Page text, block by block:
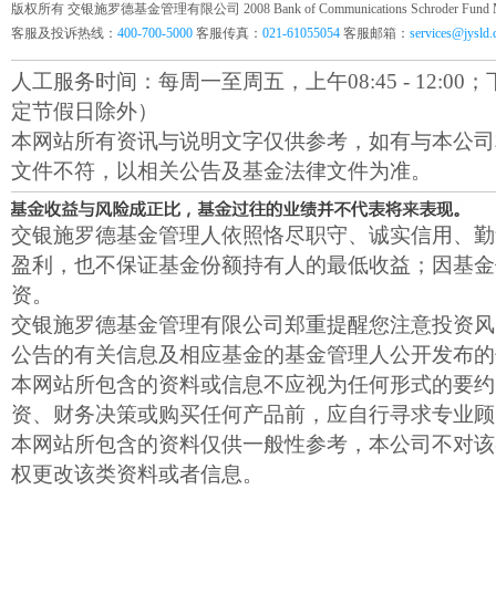
版权所有 交银施罗德基金管理有限公司 2008 Bank of Communications Schroder Fund
客服及投诉热线： 400-700-5000 客服传真： 021-61055054 客服邮箱：
人工服务时间：每周一至周五，上午08:45 - 12:00；
定节假日除外）
本网站所有资讯与说明文字仅供参考，如有与本公
文件不符，以相关公告及基金法律文件为准。
交银施罗德基金管理人依照恪尽职守、诚实信用、
盈利，也不保证基金份额持有人的最低收益；因基
资。
交银施罗德基金管理有限公司郑重提醒您注意投资
公告的有关信息及相应基金的基金管理人公开发布
本网站所包含的资料或信息不应视为任何形式的要
资、财务决策或购买任何产品前，应自行寻求专业
本网站所包含的资料仅供一般性参考，本公司不对
权更改该类资料或者信息。